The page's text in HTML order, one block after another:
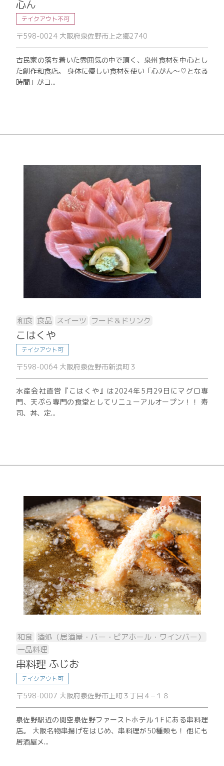
心ん
テイクアウト不可
〒598-0024 大阪府泉佐野市上之郷2740
古民家の落ち着いた雰囲気の中で頂く、泉州食材を中心とし
た創作和食店。 身体に優しい食材を使い「心がん〜♡となる
時間」がコ...
和食 食品 スイーツ フード＆ドリンク
こはくや
テイクアウト可
〒598-0064 大阪府泉佐野市新浜町３
水産会社直営『こはくや』は2024年5月29日にマグロ専
門、天ぷら専門の食堂としてリニューアルオープン！！ 寿
司、丼、定...
和食 酒処（居酒屋・バー・ビアホール・ワインバー）
一品料理
串料理 ふじお
テイクアウト可
〒598-0007 大阪府泉佐野市上町３丁目４−１８
泉佐野駅近の関空泉佐野ファーストホテル１Fにある串料理
店。 大阪名物串揚げをはじめ、串料理が50種類も！ 他にも
居酒屋メ...